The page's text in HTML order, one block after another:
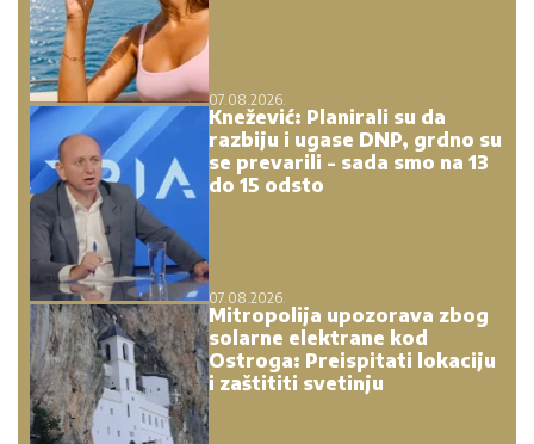
07.08.2026.
Knežević: Planirali su da
razbiju i ugase DNP, grdno su
se prevarili - sada smo na 13
do 15 odsto
07.08.2026.
Mitropolija upozorava zbog
solarne elektrane kod
Ostroga: Preispitati lokaciju
i zaštititi svetinju